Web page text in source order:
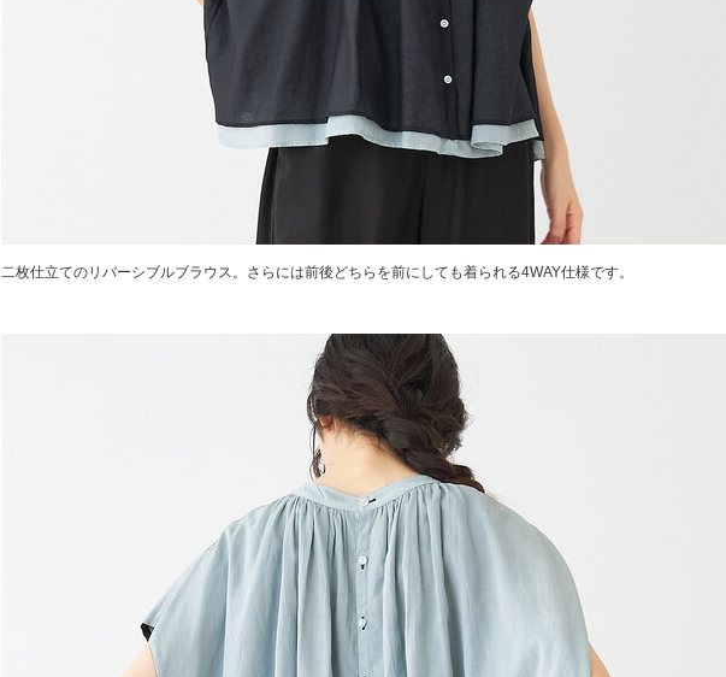
二枚仕立てのリバーシブルブラウス。さらには前後どちらを前にしても着られる4WAY仕様です。